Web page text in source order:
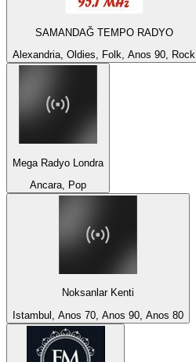
SAMANDAĞ TEMPO RADYO
Alexandria, Oldies, Folk, Anos 90, Rock
Mega Radyo Londra
Ancara, Pop
Noksanlar Kenti
Istambul, Anos 70, Anos 90, Anos 80